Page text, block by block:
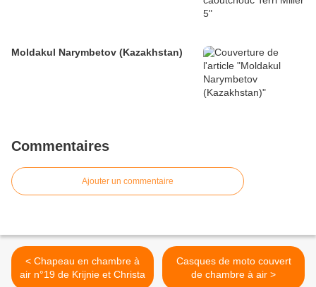
Moldakul Narymbetov (Kazakhstan)
Commentaires
Ajouter un commentaire
< Chapeau en chambre à
air n°19 de Krijnie et Christa
Casques de moto couvert
de chambre à air >